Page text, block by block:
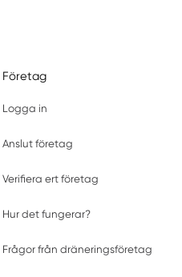
Företag
Logga in
Anslut företag
Verifiera ert företag
Hur det fungerar?
Frågor från dräneringsföretag